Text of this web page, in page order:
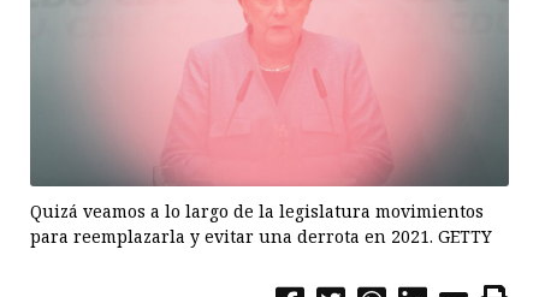
Quizá veamos a lo largo de la legislatura movimientos
para reemplazarla y evitar una derrota en 2021. GETTY